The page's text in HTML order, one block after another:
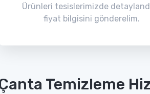
Ürünleri tesislerimizde
fiyat bilgisini gönderelim.
Temizleme